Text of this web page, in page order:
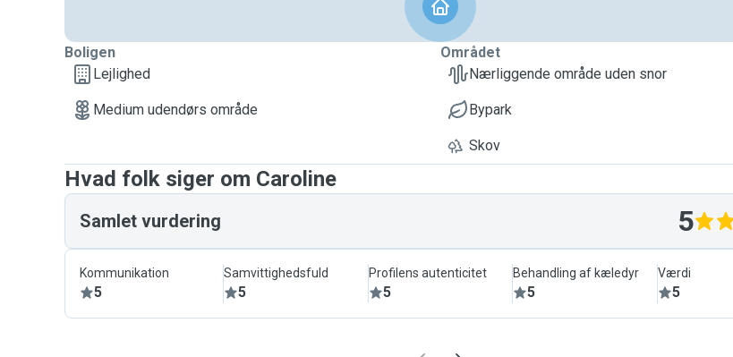
Boligen
Lejlighed
Medium udendørs område
Området
Nærliggende område uden snor
Bypark
Skov
Hvad folk siger om Caroline
Samlet vurdering 5
Kommunikation
5
Samvittighedsfuld
5
Profilens autenticitet
5
Behandling af kæledyr
5
Værdi
5